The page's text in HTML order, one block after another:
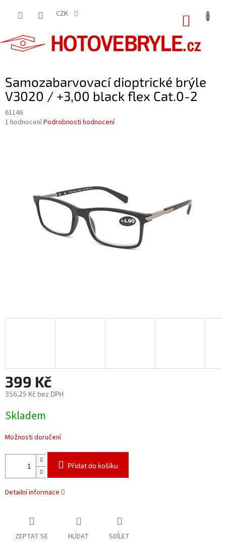
CZK
Samozabarvovací dioptrické brýle
V3020 / +3,00 black flex Cat.0-2
61146
Průměrné
1 hodnoceníPodrobnosti hodnocení
399 Kč
356,25 Kč bez DPH
cena:
Skladem
Možnosti doručení
Přidat do košíku
Detailní informace
ZEPTAT SE HLÍDAT SDÍLET